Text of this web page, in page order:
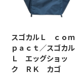
スゴカルＬ ｃｏｍ
ｐａｃｔ／スゴカル
Ｌ エッグショッ
ク ＲＫ カゴ